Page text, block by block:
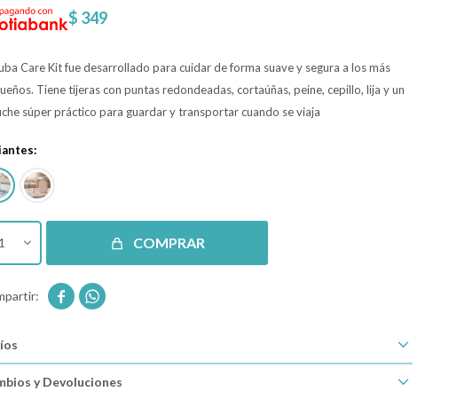
$ 349
Care Kit fue desarrollado para cuidar de forma suave y segura a los más
Tiene tijeras con puntas redondeadas, cortaúñas, peine, cepillo, lija y un
súper práctico para guardar y transportar cuando se viaja
1 COMPRAR
 
y Devoluciones